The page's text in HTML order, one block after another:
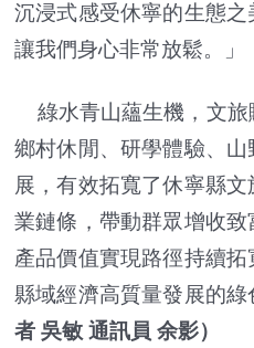
沉浸式感受休寧的生態
讓我們身心非常放鬆。」
綠水青山蘊生機，文旅
鄉村休閒、研學體驗、
展，有效拓寬了休寧縣
業鏈條，帶動群眾增收
產品價值實現路徑持續
縣域經濟高質量發展的綠
者 吳敏 通訊員 余影）